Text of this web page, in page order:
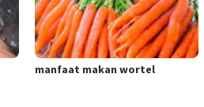
manfaat makan wortel